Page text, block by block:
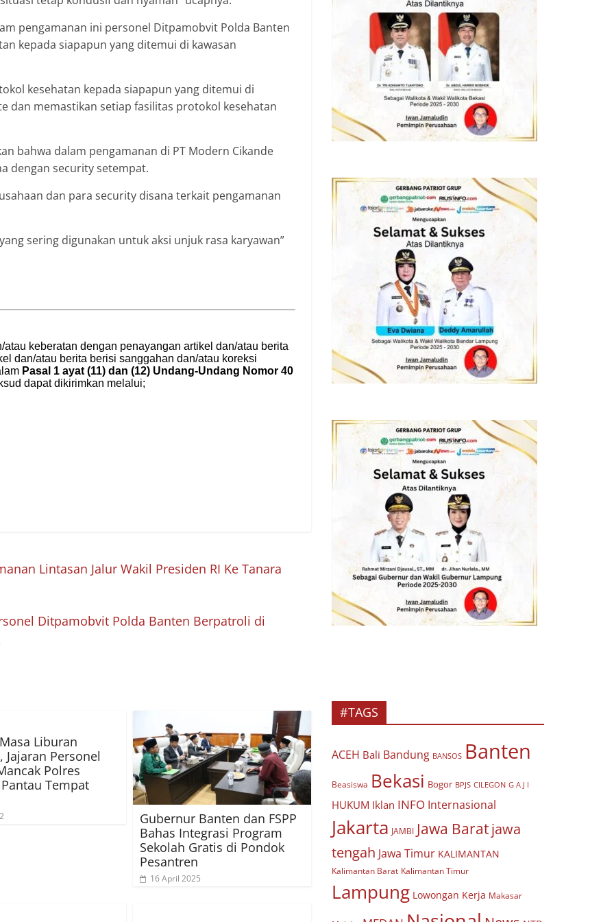
pengamanan ini personel Ditpamobvit Polda Banten
kepada siapapun yang ditemui di kawasan
kesehatan kepada siapapun yang ditemui di
dan memastikan setiap fasilitas protokol kesehatan
bahwa dalam pengamanan di PT Modern Cikande
dengan security setempat.
dan para security disana terkait pengamanan
sering digunakan untuk aksi unjuk rasa karyawan”
Lintasan Jalur Wakil Presiden RI Ke Tanara
Ditpamobvit Polda Banten Berpatroli di
Liburan
Jajaran Personel
Polres
Tempat
Gubernur Banten dan FSPP
Bahas Integrasi Program
Sekolah Gratis di Pondok
Pesantren
16 April 2025
#TAGS
ACEH Bali Bandung BANSOS Banten
Beasiswa Bekasi Bogor BPJS CILEGON G A J I
HUKUM Iklan INFO Internasional
Jakarta JAMBI Jawa Baratjawa
tengah Jawa Timur KALIMANTAN
Kalimantan Barat Kalimantan Timur
Lampung Lowongan Kerja Makasar